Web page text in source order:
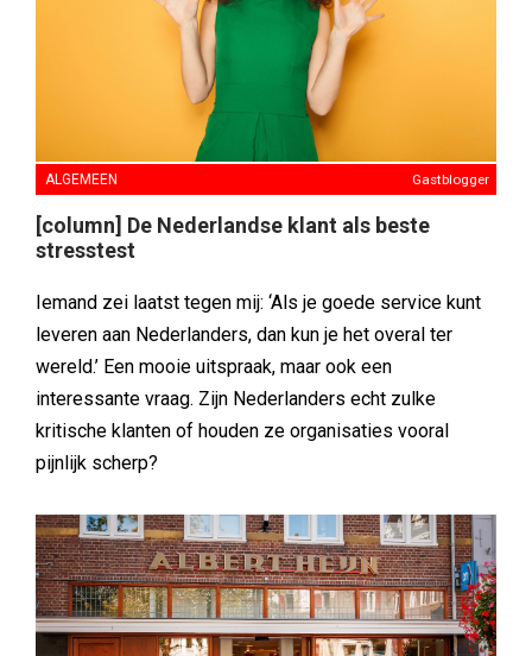
ALGEMEEN Gastblogger
[column] De Nederlandse klant als beste
stresstest
Iemand zei laatst tegen mij: ‘Als je goede service kunt
leveren aan Nederlanders, dan kun je het overal ter
wereld.’ Een mooie uitspraak, maar ook een
interessante vraag. Zijn Nederlanders echt zulke
kritische klanten of houden ze organisaties vooral
pijnlijk scherp?